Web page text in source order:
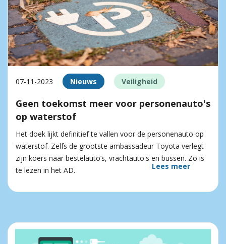
07-11-2023 Nieuws Veiligheid
Geen toekomst meer voor personenauto's
op waterstof
Het doek lijkt definitief te vallen voor de personenauto op
waterstof. Zelfs de grootste ambassadeur Toyota verlegt
zijn koers naar bestelauto’s, vrachtauto's en bussen. Zo is
te lezen in het AD.
Lees meer